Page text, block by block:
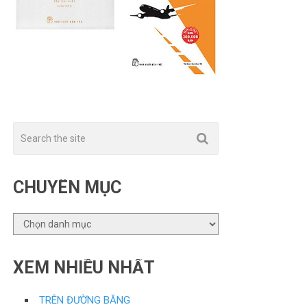
CHUYÊN MỤC
CHUYÊN
MỤC
XEM NHIỀU NHẤT
TRÊN ĐƯỜNG BĂNG